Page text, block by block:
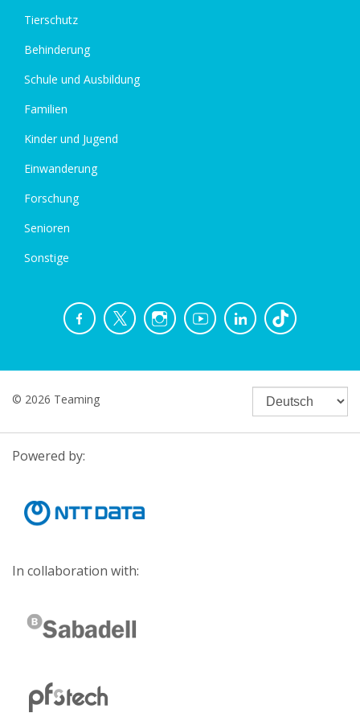
Tierschutz
Behinderung
Schule und Ausbildung
Familien
Kinder und Jugend
Einwanderung
Forschung
Senioren
Sonstige
© 2026 Teaming
Powered by:
In collaboration with: